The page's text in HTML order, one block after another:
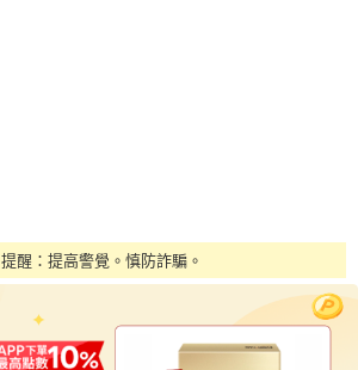
提醒：提高警覺。慎防詐騙。